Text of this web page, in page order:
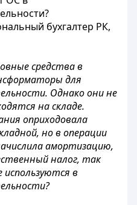
бухгалтер РК,
средства в
для
Однако они не
на складе.
оприходовала
но в операции
амортизацию,
налог, так
в